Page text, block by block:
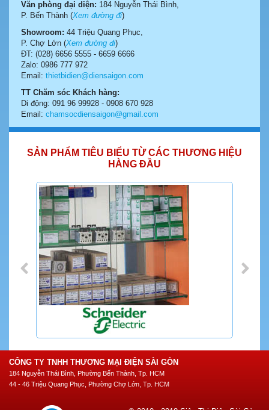
Văn phòng đại diện: 184 Nguyễn Thái Bình,
P. Bến Thành (Xem đường đi)
Showroom: 44 Triệu Quang Phục,
P. Chợ Lớn (Xem đường đi)
ĐT: (028) 6656 5555 - 6659 6666
Zalo: 0986 777 972
Email: thietbidien@diensaigon.com
TT Chăm sóc Khách hàng:
Di động: 091 96 99928 - 0908 670 928
Email: chamsocdiensaigon@gmail.com
SẢN PHẨM TIÊU BIỂU TỪ CÁC THƯƠNG HIỆU
HÀNG ĐẦU
CÔNG TY TNHH THƯƠNG MẠI ĐIỆN SÀI GÒN
184 Nguyễn Thái Bình, Phường Bến Thành, Tp. HCM
44 - 46 Triệu Quang Phục, Phường Chợ Lớn, Tp. HCM